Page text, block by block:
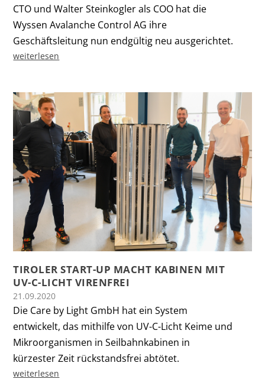
CTO und Walter Steinkogler als COO hat die
Wyssen Avalanche Control AG ihre
Geschäftsleitung nun endgültig neu ausgerichtet.
weiterlesen
TIROLER START-UP MACHT KABINEN MIT
UV-C-LICHT VIRENFREI
21.09.2020
Die Care by Light GmbH hat ein System
entwickelt, das mithilfe von UV-C-Licht Keime und
Mikroorganismen in Seilbahnkabinen in
kürzester Zeit rückstandsfrei abtötet.
weiterlesen